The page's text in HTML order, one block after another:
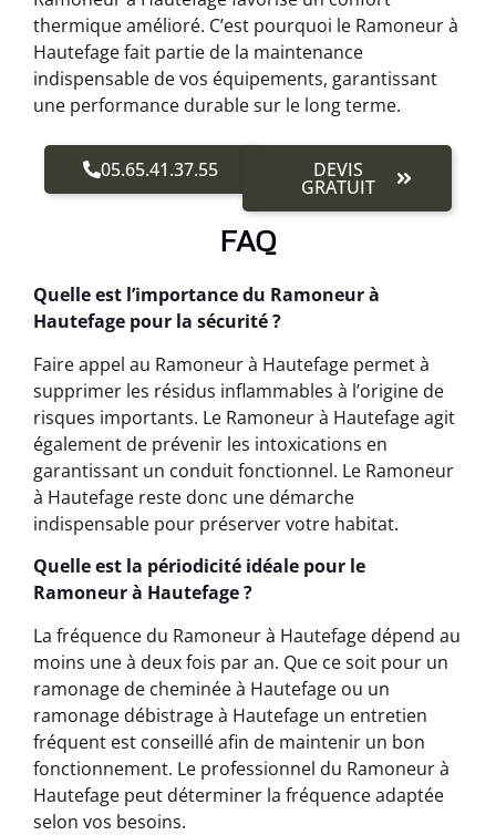
thermique amélioré. C’est pourquoi le Ramoneur à
Hautefage fait partie de la maintenance
indispensable de vos équipements, garantissant
une performance durable sur le long terme.
05.65.41.37.55 DEVIS
GRATUIT
FAQ
Quelle est l’importance du Ramoneur à
Hautefage pour la sécurité ?
Faire appel au Ramoneur à Hautefage permet à
supprimer les résidus inflammables à l’origine de
risques importants. Le Ramoneur à Hautefage agit
également de prévenir les intoxications en
garantissant un conduit fonctionnel. Le Ramoneur
à Hautefage reste donc une démarche
indispensable pour préserver votre habitat.
Quelle est la périodicité idéale pour le
Ramoneur à Hautefage ?
La fréquence du Ramoneur à Hautefage dépend au
moins une à deux fois par an. Que ce soit pour un
ramonage de cheminée à Hautefage ou un
ramonage débistrage à Hautefage un entretien
fréquent est conseillé afin de maintenir un bon
fonctionnement. Le professionnel du Ramoneur à
Hautefage peut déterminer la fréquence adaptée
selon vos besoins.